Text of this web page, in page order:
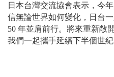
日本台灣交流協會表示，今
信無論世界如何變化，日台
50 年並肩前行。將來重新敞
我們一起攜手延續下半個世紀